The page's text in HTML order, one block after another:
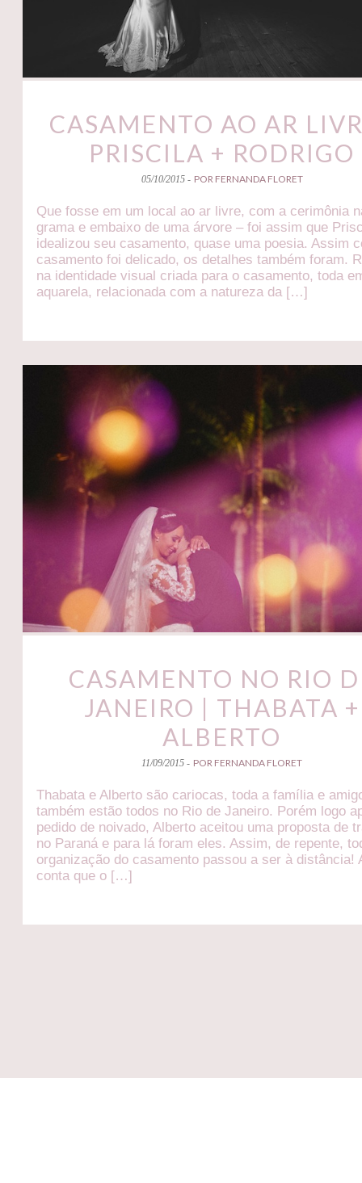
CASAMENTO AO AR
PRISCILA + RODRIGO
05/10/2015 - POR FERNANDA FLORET
Que fosse em um local ao ar livre, com a cerimônia
grama e embaixo de uma árvore – foi assim que
idealizou seu casamento, quase uma poesia. Assim
casamento foi delicado, os detalhes também foram.
na identidade visual criada para o casamento, toda
aquarela, relacionada com a natureza da […]
CASAMENTO NO RIO
JANEIRO | THABATA +
ALBERTO
11/09/2015 - POR FERNANDA FLORET
Thabata e Alberto são cariocas, toda a família e
também estão todos no Rio de Janeiro. Porém logo
pedido de noivado, Alberto aceitou uma proposta de
no Paraná e para lá foram eles. Assim, de repente,
organização do casamento passou a ser à distância!
conta que o […]